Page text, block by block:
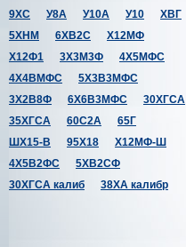
9ХС
У8А У10А У10
ХВГ
5ХНМ
6ХВ2С
Х12МФ
Х12Ф1
3Х3М3Ф
4Х5МФС
4Х4ВМФС
5Х3В3МФС
3Х2В8Ф
6Х6В3МФС
30ХГСА
35ХГСА
60С2А
65Г
ШХ15-В
95Х18
Х12МФ-Ш
4Х5В2ФС
5ХВ2СФ
30ХГСА калиб
38ХА калибр